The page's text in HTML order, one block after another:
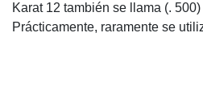
Karat 12 también se llama (.
Prácticamente, raramente se